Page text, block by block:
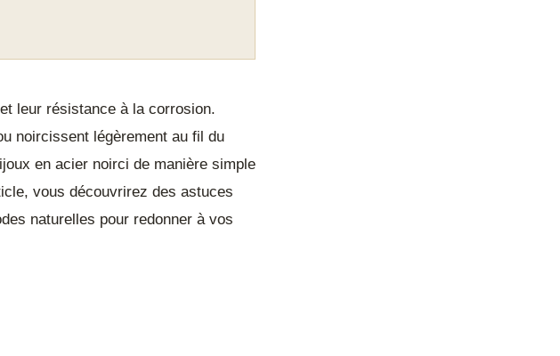
leur résistance à la corrosion.
noircissent légèrement au fil du
en acier noirci de manière simple
vous découvrirez des astuces
naturelles pour redonner à vos